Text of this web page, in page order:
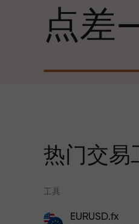
Loprais将
作为
心勃勃的目标
风险保险计
点差
每笔
交易
热门交易
工具
EURUSD.fx